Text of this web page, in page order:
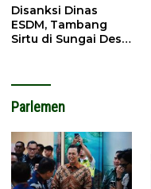
Disanksi Dinas
ESDM, Tambang
Sirtu di Sungai Desa
Parlemen